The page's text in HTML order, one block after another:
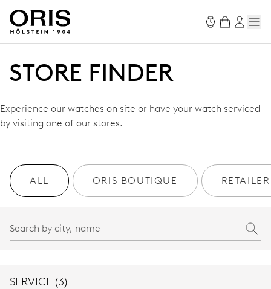
STORE FINDER
Experience our watches on site or have your watch serviced
by visiting one of our stores.
ALL ORIS BOUTIQUE RETAILER
SERVICE (3)